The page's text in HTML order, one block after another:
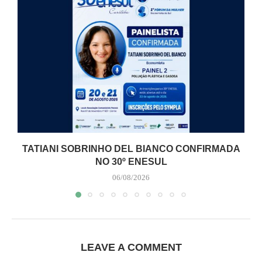
TATIANI SOBRINHO DEL BIANCO CONFIRMADA
NO 30º ENESUL
06/08/2026
LEAVE A COMMENT